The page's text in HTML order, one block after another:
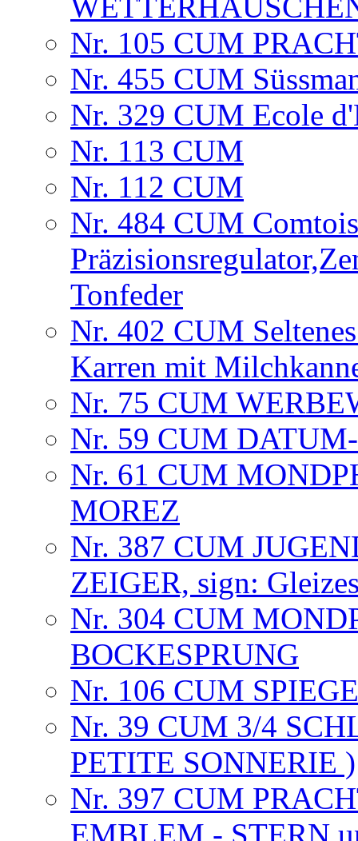
Nr. 105 CUM
Nr. 455 CUM
Nr. 329 CUM Ecole
Nr. 113 CUM
Nr. 112 CUM
Nr. 484 CUM
Tonfeder
Nr. 402 CUM
Karren mit
Nr. 75 CUM
Nr. 59 CUM
Nr. 61 CUM
MOREZ
Nr. 387 CUM
ZEIGER, sign:
Nr. 304 CUM
BOCKESPRUNG
Nr. 106 CUM
Nr. 39 CUM 3/4
PETITE SONNERIE )
Nr. 397 CUM